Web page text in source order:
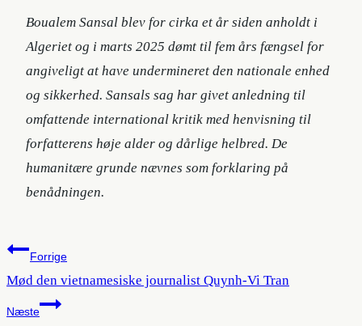
Boualem Sansal blev for cirka et år siden anholdt i
Algeriet og i marts 2025 dømt til fem års fængsel for
angiveligt at have undermineret den nationale enhed
og sikkerhed. Sansals sag har givet anledning til
omfattende international kritik med henvisning til
forfatterens høje alder og dårlige helbred. De
humanitære grunde nævnes som forklaring på
benådningen.
Indlægsnavigation
Forrige
Mød den vietnamesiske journalist Quynh-Vi Tran
Næste